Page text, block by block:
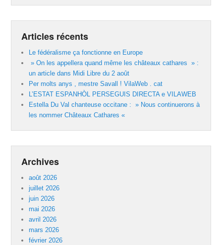
Articles récents
Le fédéralisme ça fonctionne en Europe
» On les appellera quand même les châteaux cathares » :
un article dans Midi Libre du 2 août
Per molts anys , mestre Savall ! VilaWeb . cat
L’ESTAT ESPANHÒL PERSEGUIS DIRECTA e VILAWEB
Estella Du Val chanteuse occitane : » Nous continuerons à
les nommer Châteaux Cathares «
Archives
août 2026
juillet 2026
juin 2026
mai 2026
avril 2026
mars 2026
février 2026